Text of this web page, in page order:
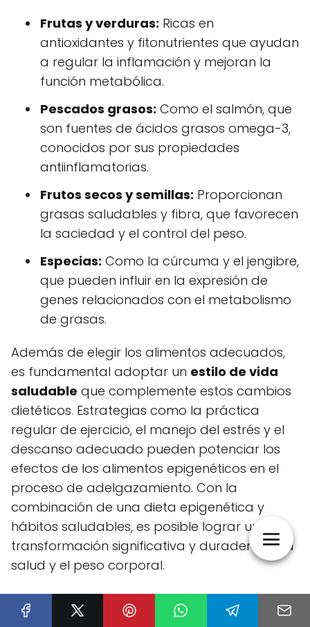
Frutas y verduras: Ricas en
antioxidantes y fitonutrientes que ayudan
a regular la inflamación y mejoran la
función metabólica.
Pescados grasos: Como el salmón, que
son fuentes de ácidos grasos omega-3,
conocidos por sus propiedades
antiinflamatorias.
Frutos secos y semillas: Proporcionan
grasas saludables y fibra, que favorecen
la saciedad y el control del peso.
Especias: Como la cúrcuma y el jengibre,
que pueden influir en la expresión de
genes relacionados con el metabolismo
de grasas.
Además de elegir los alimentos adecuados,
es fundamental adoptar un estilo de vida
saludable que complemente estos cambios
dietéticos. Estrategias como la práctica
regular de ejercicio, el manejo del estrés y el
descanso adecuado pueden potenciar los
efectos de los alimentos epigenéticos en el
proceso de adelgazamiento. Con la
combinación de una dieta epigenética y
hábitos saludables, es posible lograr una
transformación significativa y duradera en la
salud y el peso corporal.
Cómo mejorar la epigenética